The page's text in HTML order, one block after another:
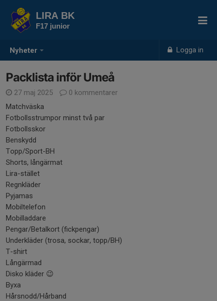
Nyheter Logga in
LIRA BK
F17 junior
Packlista inför Umeå
27 maj 2025
0 kommentarer
Matchväska
Fotbollsstrumpor minst två par
Fotbollsskor
Benskydd
Topp/Sport-BH
Shorts, långärmat
Lira-stället
Regnkläder
Pyjamas
Mobiltelefon
Mobilladdare
Pengar/Betalkort (fickpengar)
Underkläder (trosa, sockar, topp/BH)
T-shirt
Långärmad
Disko kläder 😉
Byxa
Hårsnodd/Hårband